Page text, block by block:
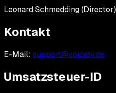
Leonard Schmedding (Director)
Kontakt
E-Mail: support@voicely.de
Umsatzsteuer-ID